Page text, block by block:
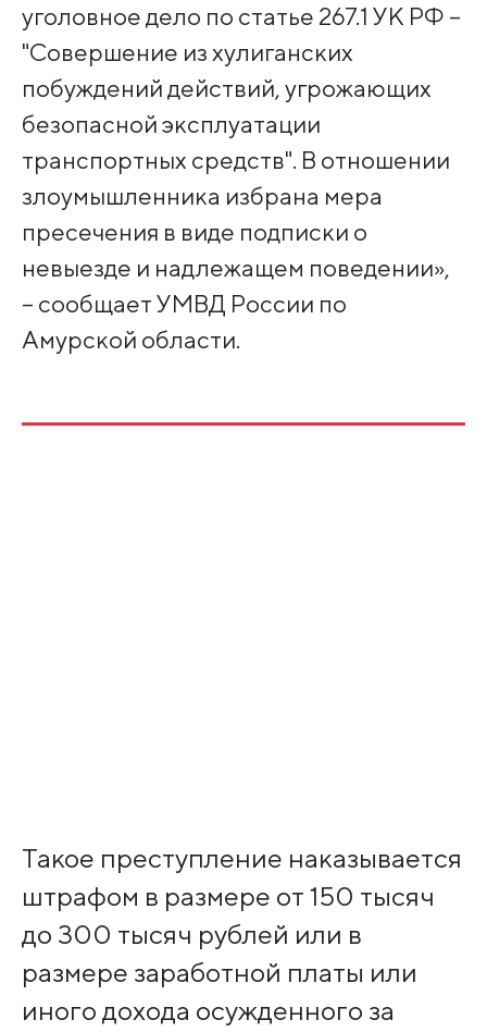
уголовное дело по статье 267.1 УК РФ –
"Совершение из хулиганских
побуждений действий, угрожающих
безопасной эксплуатации
транспортных средств". В отношении
злоумышленника избрана мера
пресечения в виде подписки о
невыезде и надлежащем поведении»,
– сообщает УМВД России по
Амурской области.
Такое преступление наказывается
штрафом в размере от 150 тысяч
до 300 тысяч рублей или в
размере заработной платы или
иного дохода осужденного за